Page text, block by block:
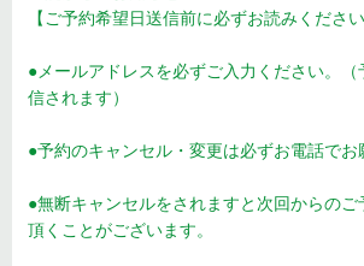
【ご予約希望日送信前に必ずお読みください
●メールアドレスを必ずご入力ください。（
信されます）
●予約のキャンセル・変更は必ずお電話でお
●無断キャンセルをされますと次回からのご
頂くことがございます。